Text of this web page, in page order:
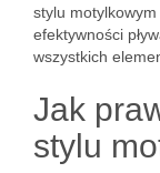
stylu
efektywności
wszystkich
Jak
stylu